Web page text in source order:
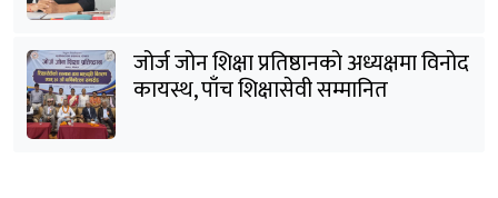
जोर्ज जोन शिक्षा प्रतिष्ठानको अध्यक्षमा विनोद
कायस्थ, पाँच शिक्षासेवी सम्मानित